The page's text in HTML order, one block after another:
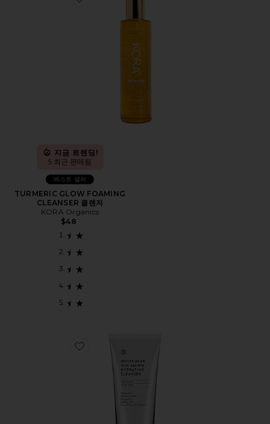
Favorite TURMERIC GLOW FOAMING CLEANSER 클
지금 트렌딩!
5 최근 판매됨
베스트 셀러
TURMERIC GLOW FOAMING
CLEANSER 클렌저
KORA Organics
$48
Favorite MOLECULAR SILK 하이드레이팅 클린저